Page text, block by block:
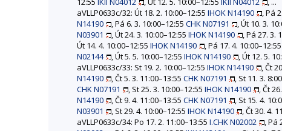
aVLLP0633c/32: Út 18. 2. 10:00–12:55 IHOK N14190 , Pá
N14190
, Pá 6. 3. 10:00–12:55 CHK N07191 , Út 10. 3.
N03901
, Út 24. 3. 10:00–12:55 IHOK N14190 , Pá 27. 3.
Út 14. 4. 10:00–12:55 IHOK N14190 , Pá 17. 4. 10:00–12:55
N02144
, Út 5. 5. 10:00–12:55 IHOK N14190 , Út 12. 5.
aVLLP0633c/33: St 19. 2. 10:00–12:55 IHOK N14190 , Čt
N14190
, Čt 5. 3. 11:00–13:55 CHK N07191 , St 11. 3.
CHK N07191
, St 25. 3. 10:00–12:55 IHOK N14190 , Čt
N14190
, Čt 9. 4. 11:00–13:55 CHK N07191 , St 15. 4.
N03901
, St 29. 4. 10:00–12:55 IHOK N14190 , Čt 30. 4.
aVLLP0633c/34: Po 17. 2. 11:00–13:55 I.CHK N02002 , Pá